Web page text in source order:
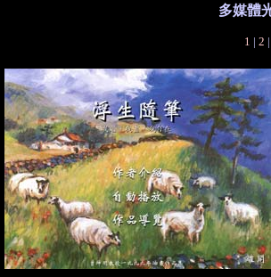
多媒體
1 | 2